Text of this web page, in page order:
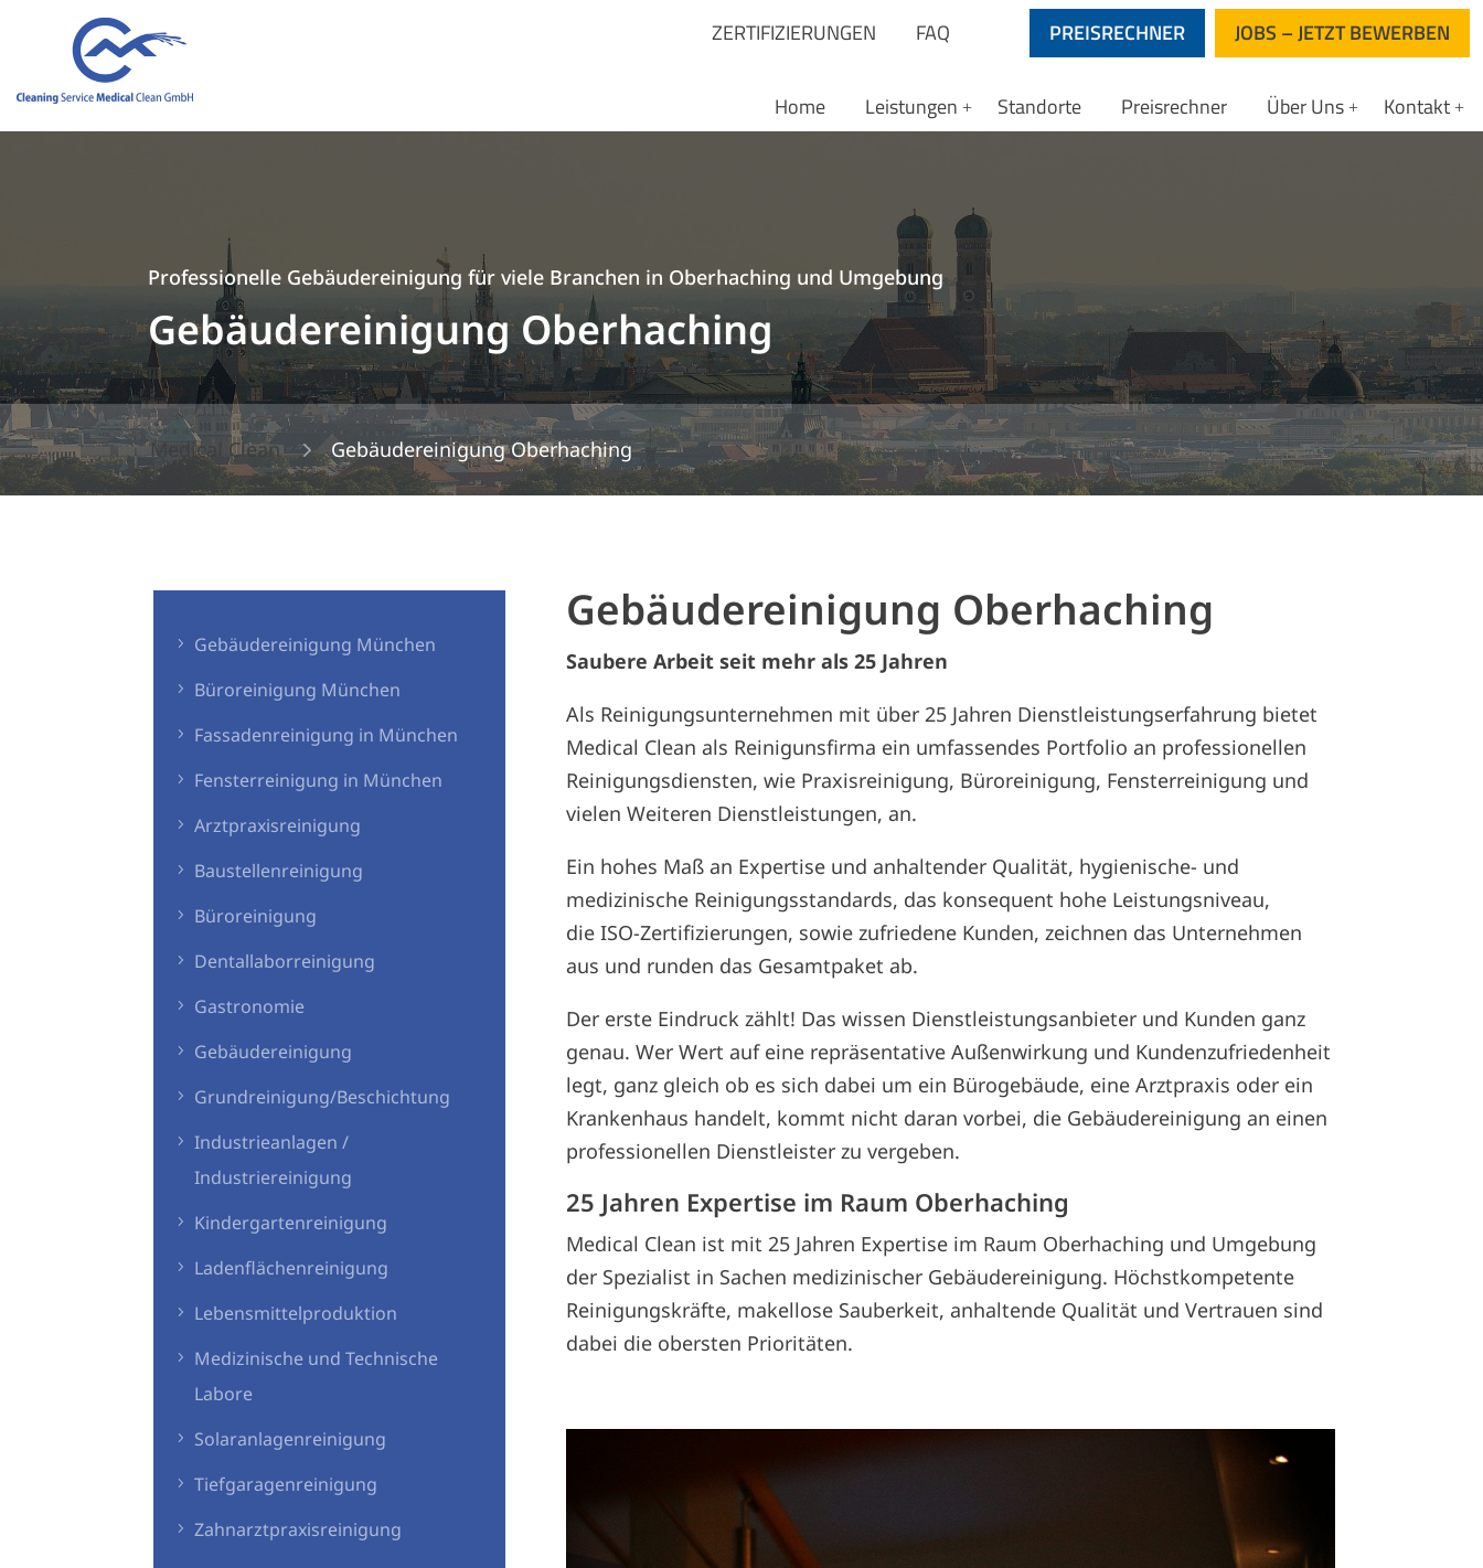
ZERTIFIZIERUNGEN FAQ PREISRECHNER JOBS – JETZT BEWERBEN
Home Leistungen Standorte Preisrechner Über Uns Kontakt
Professionelle Gebäudereinigung für viele Branchen in Oberhaching und Umgebung
Gebäudereinigung Oberhaching
Medical Clean 5 Gebäudereinigung Oberhaching
Gebäudereinigung München
Büroreinigung München
Fassadenreinigung in München
Fensterreinigung in München
Arztpraxisreinigung
Baustellenreinigung
Büroreinigung
Dentallaborreinigung
Gastronomie
Gebäudereinigung
Grundreinigung/Beschichtung
Industrieanlagen /
Industriereinigung
Kindergartenreinigung
Ladenflächenreinigung
Lebensmittelproduktion
Medizinische und Technische
Labore
Solaranlagenreinigung
Tiefgaragenreinigung
Zahnarztpraxisreinigung
Gebäudereinigung Oberhaching
Saubere Arbeit seit mehr als 25 Jahren
Als Reinigungsunternehmen mit über 25 Jahren Dienstleistungserfahrung bietet
Medical Clean als Reinigunsfirma ein umfassendes Portfolio an professionellen
Reinigungsdiensten, wie Praxisreinigung, Büroreinigung, Fensterreinigung und
vielen Weiteren Dienstleistungen, an.
Ein hohes Maß an Expertise und anhaltender Qualität, hygienische- und
medizinische Reinigungsstandards, das konsequent hohe Leistungsniveau,
die ISO-Zertifizierungen, sowie zufriedene Kunden, zeichnen das Unternehmen
aus und runden das Gesamtpaket ab.
Der erste Eindruck zählt! Das wissen Dienstleistungsanbieter und Kunden ganz
genau. Wer Wert auf eine repräsentative Außenwirkung und Kundenzufriedenheit
legt, ganz gleich ob es sich dabei um ein Bürogebäude, eine Arztpraxis oder ein
Krankenhaus handelt, kommt nicht daran vorbei, die Gebäudereinigung an einen
professionellen Dienstleister zu vergeben.
25 Jahren Expertise im Raum Oberhaching
Medical Clean ist mit 25 Jahren Expertise im Raum Oberhaching und Umgebung
der Spezialist in Sachen medizinischer Gebäudereinigung. Höchstkompetente
Reinigungskräfte, makellose Sauberkeit, anhaltende Qualität und Vertrauen sind
dabei die obersten Prioritäten.